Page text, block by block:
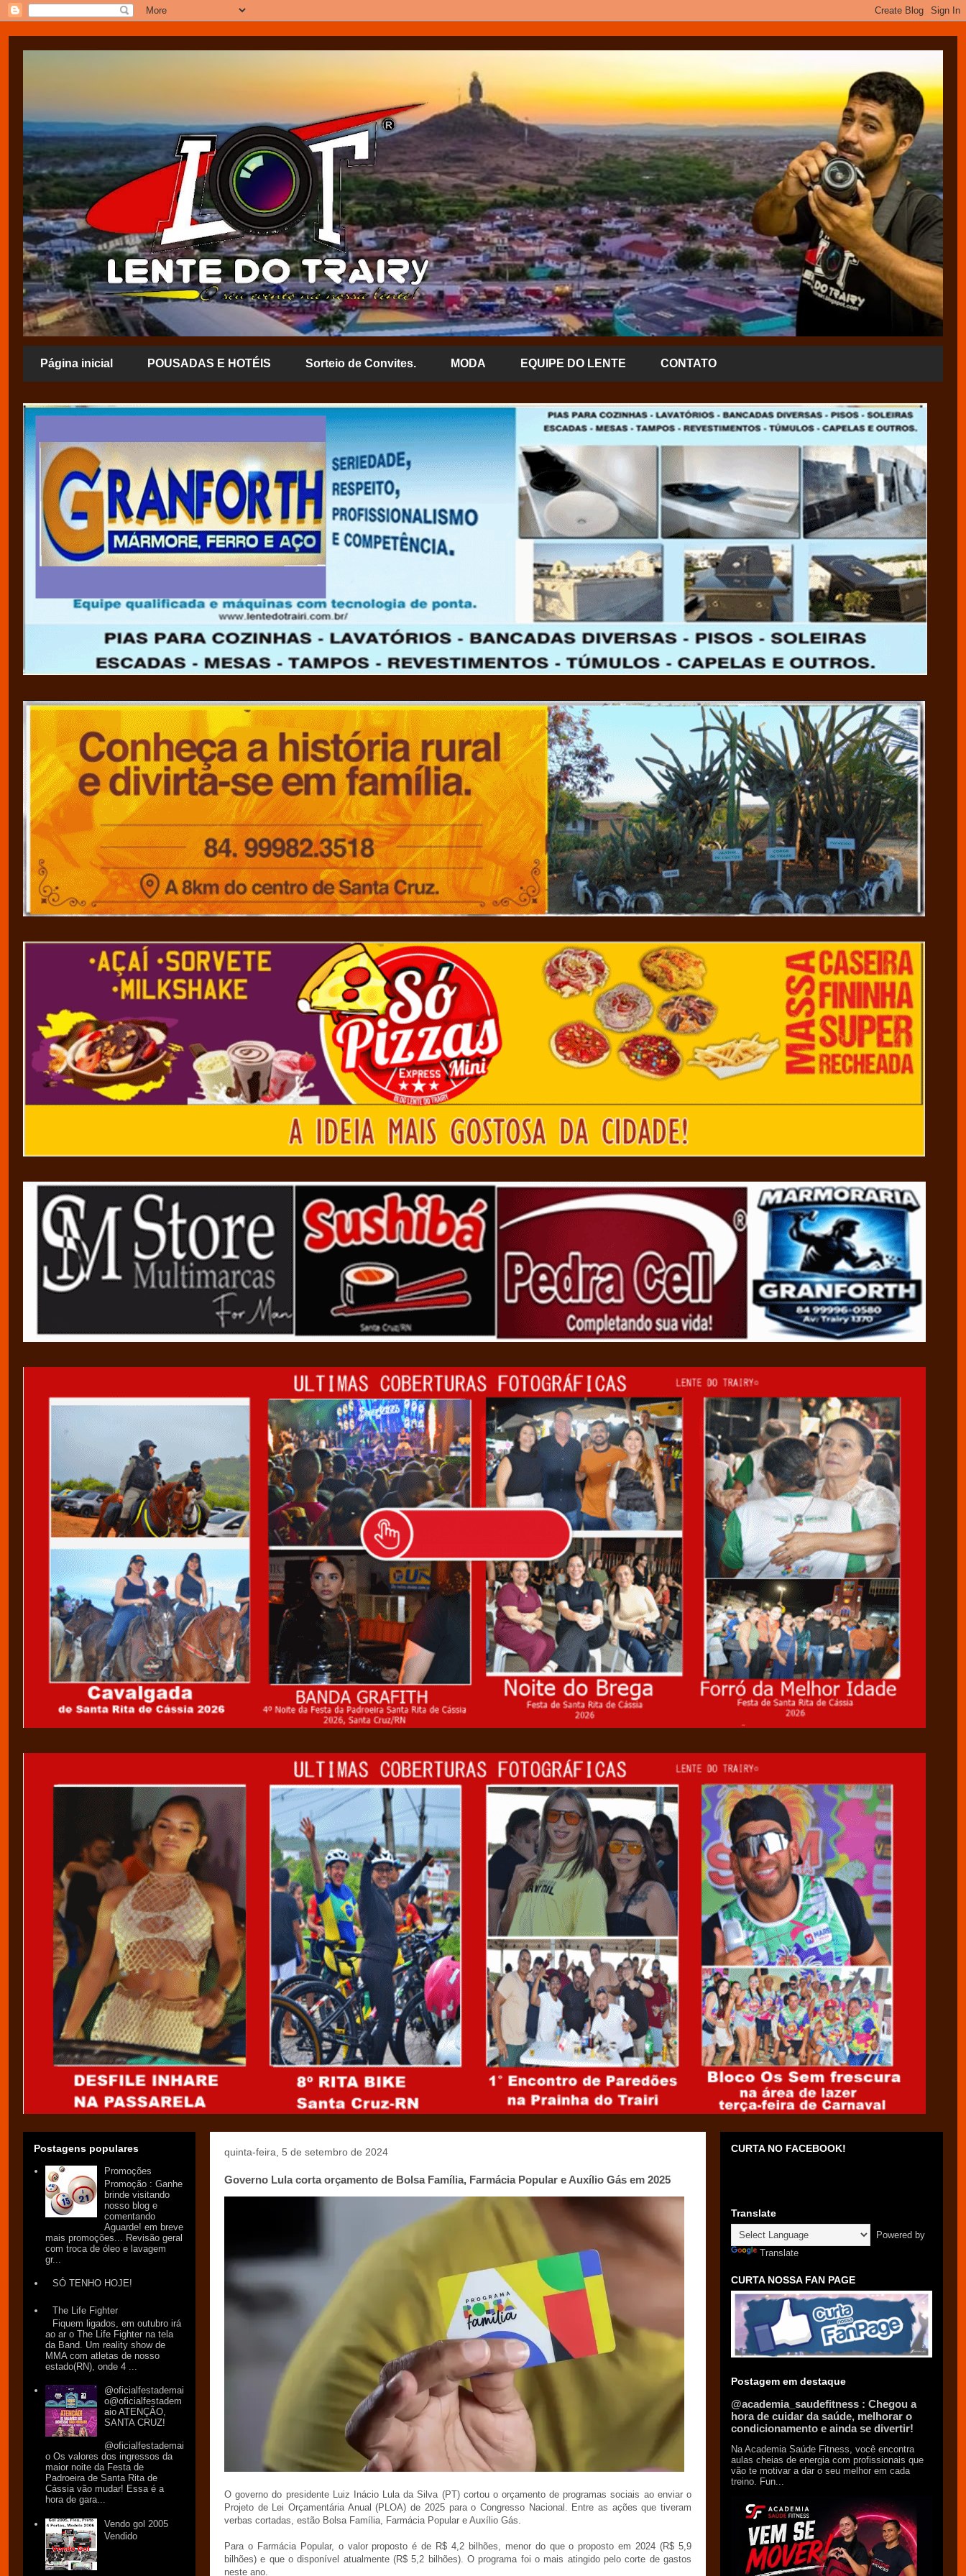
Página inicial POUSADAS E HOTÉIS Sorteio de Convites. MODA EQUIPE DO LENTE CONTATO
quinta-feira, 5 de setembro de 2024
Governo Lula corta orçamento de Bolsa Família, Farmácia Popular e Auxílio Gás em 2025
O governo do presidente Luiz Inácio Lula da Silva (PT) cortou o orçamento de programas sociais ao enviar o
Projeto de Lei Orçamentária Anual (PLOA) de 2025 para o Congresso Nacional. Entre as ações que tiveram
verbas cortadas, estão Bolsa Família, Farmácia Popular e Auxílio Gás.
Para o Farmácia Popular, o valor proposto é de R$ 4,2 bilhões, menor do que o proposto em 2024 (R$ 5,9
bilhões) e que o disponível atualmente (R$ 5,2 bilhões). O programa foi o mais atingido pelo corte de gastos
neste ano.
Postagens populares
Promoções
Promoção : Ganhe
brinde visitando
nosso blog e
comentando
Aguarde! em breve
mais promoções... Revisão geral
com troca de óleo e lavagem
gr...
SÓ TENHO HOJE!
The Life Fighter
Fiquem ligados, em outubro irá
ao ar o The Life Fighter na tela
da Band. Um reality show de
MMA com atletas de nosso
estado(RN), onde 4 ...
@oficialfestademai
o@oficialfestadem
aio ATENÇÃO,
SANTA CRUZ!
@oficialfestademai
o Os valores dos ingressos da
maior noite da Festa de
Padroeira de Santa Rita de
Cássia vão mudar! Essa é a
hora de gara...
Vendo gol 2005
Vendido
CURTA NO FACEBOOK!
Translate
Powered by
Translate
CURTA NOSSA FAN PAGE
Postagem em destaque
@academia_saudefitness : Chegou a
hora de cuidar da saúde, melhorar o
condicionamento e ainda se divertir!
Na Academia Saúde Fitness, você encontra
aulas cheias de energia com profissionais que
vão te motivar a dar o seu melhor em cada
treino. Fun...